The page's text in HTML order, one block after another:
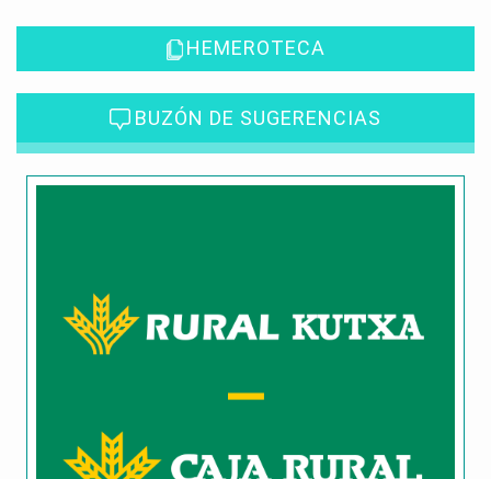
HEMEROTECA
BUZÓN DE SUGERENCIAS